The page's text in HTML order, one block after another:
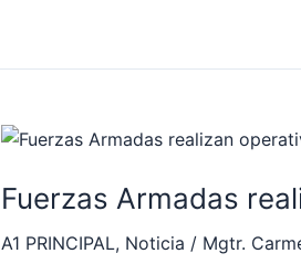
Fuerzas Armadas
A1 PRINCIPAL, Noticia / Mgtr.
Fuerzas
realizan
en